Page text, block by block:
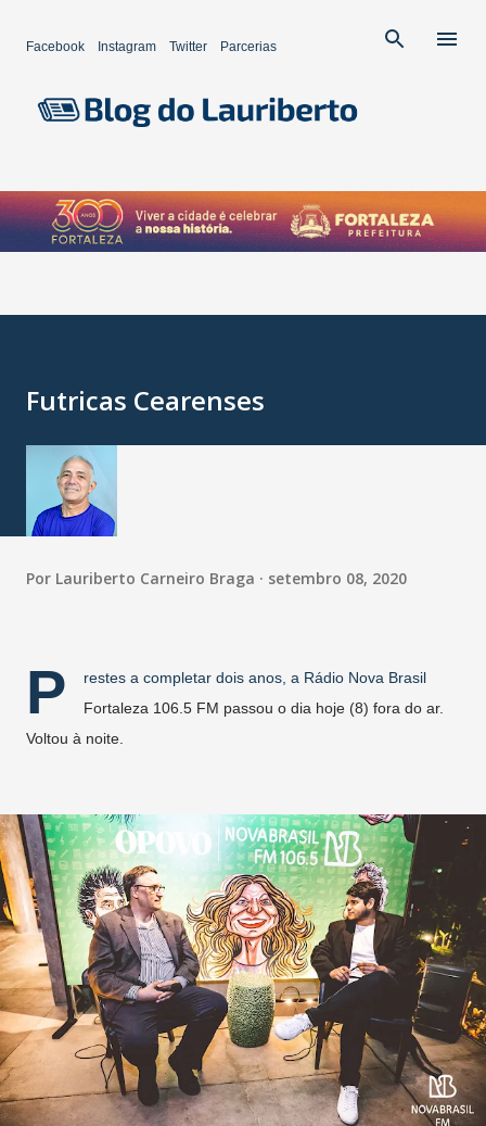
Facebook Instagram Twitter Parcerias
Futricas Cearenses
Por Lauriberto Carneiro Braga setembro 08, 2020
P
restes a completar dois anos, a Rádio Nova Brasil
Fortaleza 106.5 FM passou o dia hoje (8) fora do ar.
Voltou à noite.